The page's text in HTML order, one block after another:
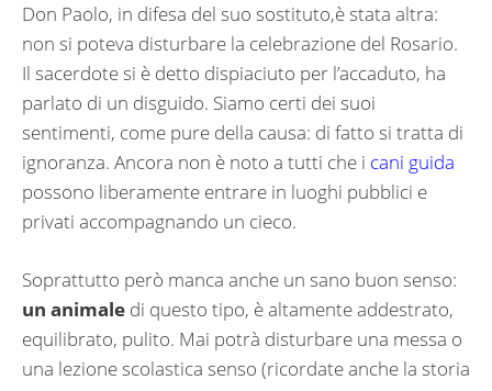
Don Paolo, in difesa del suo sostituto,è stata altra:
non si poteva disturbare la celebrazione del Rosario.
Il sacerdote si è detto dispiaciuto per l’accaduto, ha
parlato di un disguido. Siamo certi dei suoi
sentimenti, come pure della causa: di fatto si tratta di
ignoranza. Ancora non è noto a tutti che i cani guida
possono liberamente entrare in luoghi pubblici e
privati accompagnando un cieco.
Soprattutto però manca anche un sano buon senso:
un animale di questo tipo, è altamente addestrato,
equilibrato, pulito. Mai potrà disturbare una messa o
una lezione scolastica senso (ricordate anche la storia